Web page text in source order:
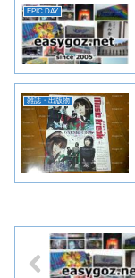
EPIC DAY
雑誌・出版物